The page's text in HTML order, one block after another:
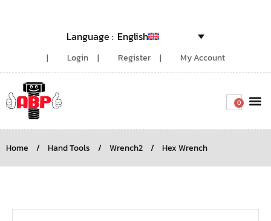
English
Login Register My Account
0
Home / Hand Tools / Wrench2 / Hex Wrench